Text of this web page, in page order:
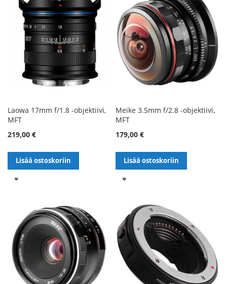
Laowa 17mm f/1.8 -objektiivi,
MFT
219,00 €
Lisää ostoskoriin
Meike 3.5mm f/2.8 -objektiivi,
MFT
179,00 €
Lisää ostoskoriin